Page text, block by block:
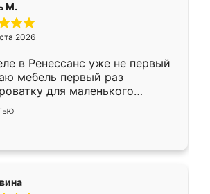
М.
2026
в Ренессанс уже не первый
мебель первый раз
для маленького
рождении ,во второй раз
купе. По качеству очень
достаточно быстрая,
же он более разнообразный.